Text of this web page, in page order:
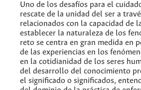
Uno de los desafíos para el
rescate de la unidad del ser a
relacionados con la capacidad de
establecer la naturaleza de los
reto se centra en gran medida en
de las experiencias en los
en la cotidianidad de los seres
del desarrollo del conocimiento
el significado o significados,